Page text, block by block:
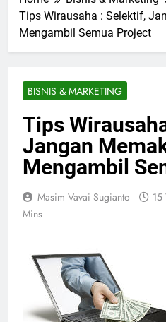
Tips Wirausaha : Selektif,
Mengambil Semua Project
BISNIS & MARKETING
Tips
Jangan
Mengambil
Masim Vavai Sugianto 15
Mins